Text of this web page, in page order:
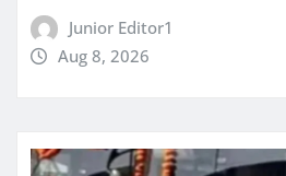
Junior Editor1
Aug 8, 2026